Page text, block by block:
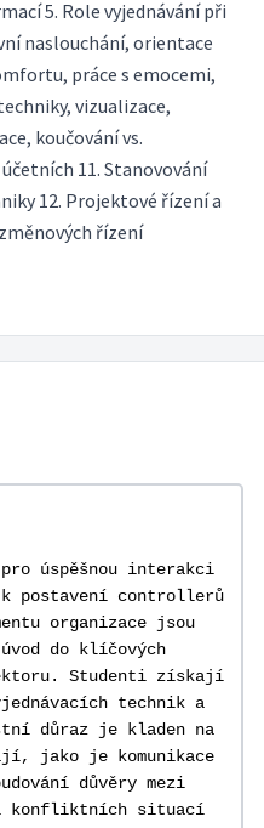
5. Role vyjednávání při
naslouchání, orientace
práce s emocemi,
vizualizace,
koučování vs.
11. Stanovování
12. Projektové řízení a
řízení